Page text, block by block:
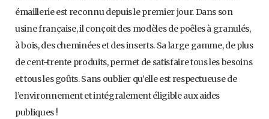
émaillerie est reconnu depuis le premier jour. Dans son
usine française, il conçoit des modèles de poêles à granulés,
à bois, des cheminées et des inserts. Sa large gamme, de plus
de cent-trente produits, permet de satisfaire tous les besoins
et tous les goûts. Sans oublier qu’elle est respectueuse de
l’environnement et intégralement éligible aux aides
publiques !